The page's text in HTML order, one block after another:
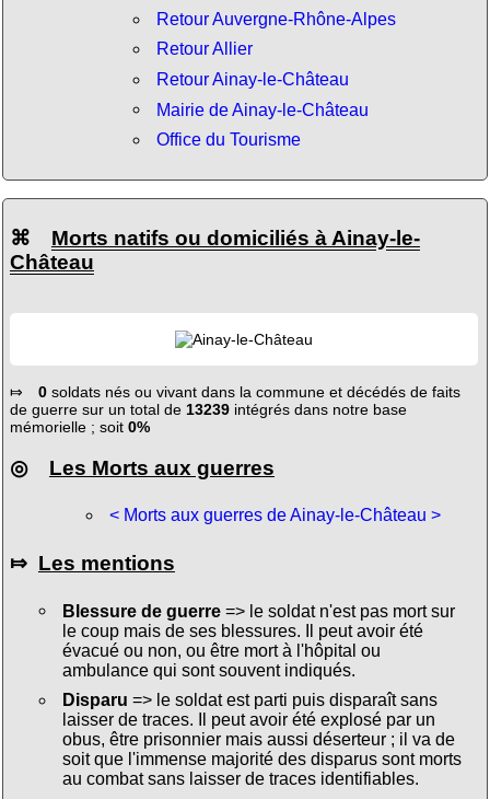
Retour Auvergne-Rhône-Alpes
Retour Allier
Retour Ainay-le-Château
Mairie de Ainay-le-Château
Office du Tourisme
⌘ Morts natifs ou domiciliés à Ainay-le-
Château
⤇ 0soldats nés ou vivant dans la commune et décédés de faits
de guerre sur un total de 13239intégrés dans notre base
mémorielle ; soit 0%
◎ Les Morts aux guerres
< Morts aux guerres de Ainay-le-Château >
⤇ Les mentions
Blessure de guerre=> le soldat n'est pas mort sur
le coup mais de ses blessures. Il peut avoir été
évacué ou non, ou être mort à l'hôpital ou
ambulance qui sont souvent indiqués.
Disparu => le soldat est parti puis disparaît sans
laisser de traces. Il peut avoir été explosé par un
obus, être prisonnier mais aussi déserteur ; il va de
soit que l'immense majorité des disparus sont morts
au combat sans laisser de traces identifiables.